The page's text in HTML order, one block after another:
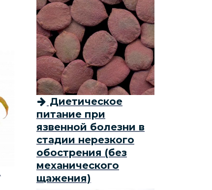
Диетическое
питание при
язвенной болезни в
стадии нерезкого
обострения (без
механического
щажения)